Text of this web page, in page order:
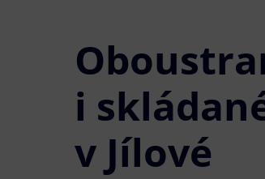
i
v Jílové